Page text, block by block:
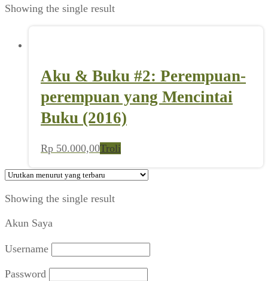
Showing the single result
Aku & Buku #2: Perempuan-
perempuan yang Mencintai
Buku (2016)
Rp 50.000,00Troli
Showing the single result
Akun Saya
Username
Password